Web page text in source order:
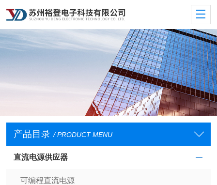
产品目录 / PRODUCT MENU
直流电源供应器
可编程直流电源